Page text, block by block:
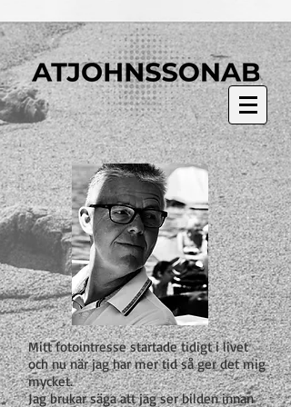
Mitt fotointresse startade tidigt i livet
och nu när jag har mer tid så ger det mig
mycket.
Jag brukar säga att jag ser bilden innan